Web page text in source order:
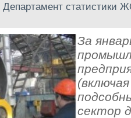
Департамент статистики
За
сектор